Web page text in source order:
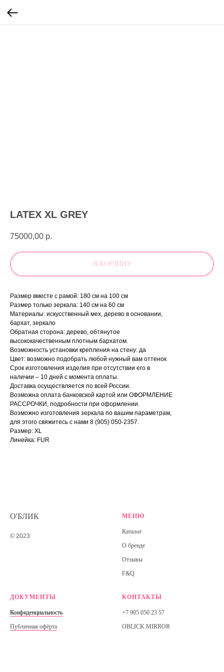
LATEX XL GREY
75000,00 р.
В КОРЗИНУ
Размер вместе с рамой: 180 см на 100 см
Размер только зеркала: 140 см на 60 см
Материалы: искусственный мех, дерево в основании,
бархат, зеркало
Обратная сторона: дерево, обтянутое
высококачественным плотным бархатом.
Возможность установки крепления на стену: да
Цвет: возможно подобрать любой нужный вам оттенок
Срок изготовления изделия при отсутствии его в
наличии – 10 дней с момента оплаты.
Доставка осуществляется по всей России.
Возможна оплата банковской картой или ОФОРМЛЕНИЕ
РАССРОЧКИ, подробности при оформлении.
Возможно изготовления зеркала по вашим параметрам,
для этого свяжитесь с нами 8 (905) 050-2357.
Размер: XL
Линейка: FUR
О'БЛИК
© 2023
МЕНЮ
Каталог
О бренде
Отзывы
F&Q
ДОКУМЕНТЫ
Конфиденциальность
Публичная офёрта
КОНТАКТЫ
+7 905 050 23 57
OBLICK.MIRROR